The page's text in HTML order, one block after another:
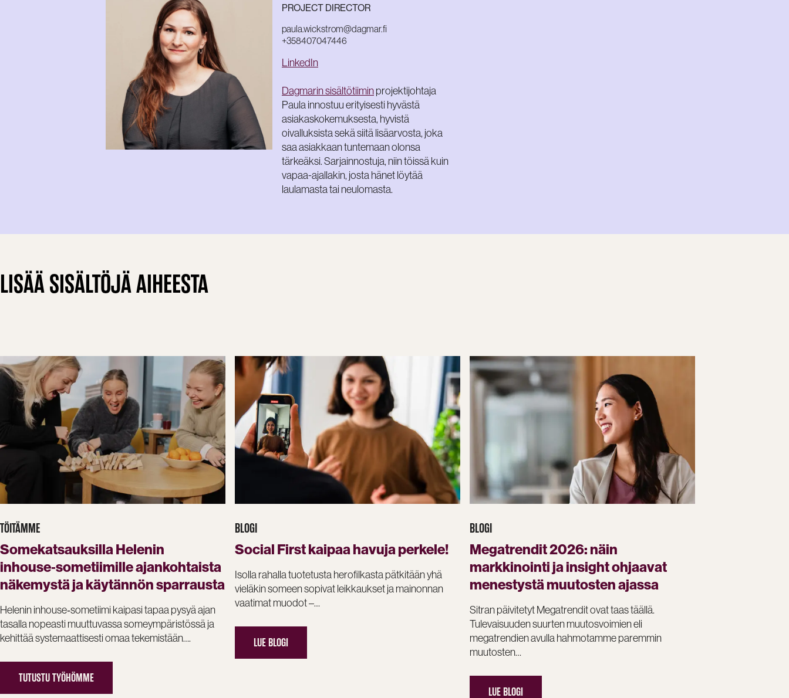
PROJECT DIRECTOR
paula.wickstrom@dagmar.fi
+358407047446
LinkedIn
Dagmarin sisältötiiminprojektijohtaja
Paula innostuu erityisesti hyvästä
asiakaskokemuksesta, hyvistä
oivalluksista sekä siitä lisäarvosta, joka
saa asiakkaan tuntemaan olonsa
tärkeäksi. Sarjainnostuja, niin töissä kuin
vapaa-ajallakin, josta hänet löytää
laulamasta tai neulomasta.
LISÄÄ SISÄLTÖJÄ AIHEESTA
TÖITÄMME
Somekatsauksilla Helenin
inhouse‑sometiimille ajankohtaista
näkemystä ja käytännön sparrausta
Helenin inhouse‑sometiimi kaipasi tapaa pysyä ajan
tasalla nopeasti muuttuvassa someympäristössä ja
kehittää systemaattisesti omaa tekemistään….
TUTUSTU TYÖHÖMME
BLOGI
Social First kaipaa havuja perkele!
Isolla rahalla tuotetusta herofilkasta pätkitään yhä
vieläkin someen sopivat leikkaukset ja mainonnan
vaatimat muodot –…
LUE BLOGI
BLOGI
Megatrendit 2026: näin
markkinointi ja insight ohjaavat
menestystä muutosten ajassa
Sitran päivitetyt Megatrendit ovat taas täällä.
Tulevaisuuden suurten muutosvoimien eli
megatrendien avulla hahmotamme paremmin
muutosten…
LUE BLOGI